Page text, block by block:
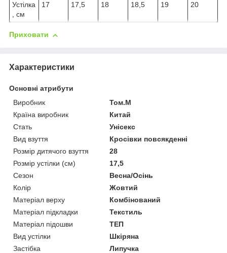
Устілка
, см
17 17,5 18 18,5 19 20
Приховати
Характеристики
Основні атрибути
Виробник
Том.М
Країна виробник
Китай
Стать
Унісекс
Вид взуття
Кросівки повсякденні
Розмір дитячого взуття
28
Розмір устілки (см)
17,5
Сезон
Весна/Осінь
Колір
Жовтий
Матеріал верху
Комбінований
Матеріал підкладки
Текстиль
Матеріал підошви
ТЕП
Вид устілки
Шкіряна
Застібка
Липучка